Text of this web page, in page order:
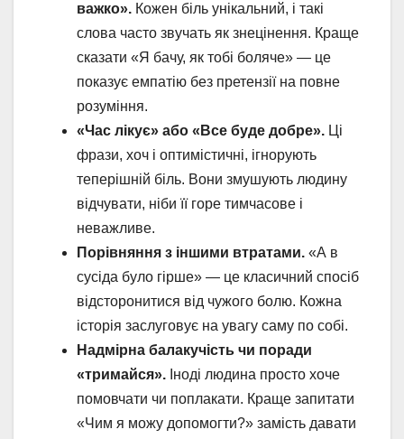
важко». Кожен біль унікальний, і такі
слова часто звучать як знецінення. Краще
сказати «Я бачу, як тобі боляче» — це
показує емпатію без претензії на повне
розуміння.
«Час лікує» або «Все буде добре». Ці
фрази, хоч і оптимістичні, ігнорують
теперішній біль. Вони змушують людину
відчувати, ніби її горе тимчасове і
неважливе.
Порівняння з іншими втратами. «А в
сусіда було гірше» — це класичний спосіб
відсторонитися від чужого болю. Кожна
історія заслуговує на увагу саму по собі.
Надмірна балакучість чи поради
«тримайся». Іноді людина просто хоче
помовчати чи поплакати. Краще запитати
«Чим я можу допомогти?» замість давати